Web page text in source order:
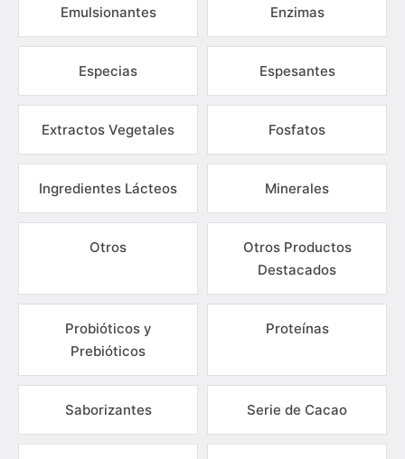
Emulsionantes Enzimas
Especias Espesantes
Extractos Vegetales Fosfatos
Ingredientes Lácteos Minerales
Otros
Otros Productos
Destacados
Probióticos y
Prebióticos
Proteínas
Saborizantes Serie de Cacao